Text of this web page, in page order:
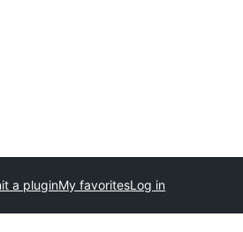
a pluginMy favoritesLog in